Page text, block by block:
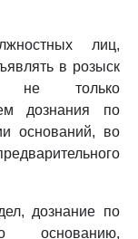
лиц,
в розыск
не только
дознания по
оснований, во
дознание по
основанию,